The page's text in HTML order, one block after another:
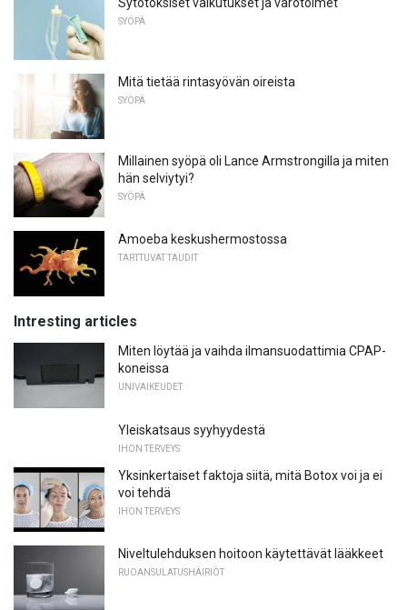
Sytotoksiset vaikutukset ja varotoimet
SYÖPÄ
Mitä tietää rintasyövän oireista
SYÖPÄ
Millainen syöpä oli Lance Armstrongilla ja miten
hän selviytyi?
SYÖPÄ
Amoeba keskushermostossa
TARTTUVAT TAUDIT
Intresting articles
Miten löytää ja vaihda ilmansuodattimia CPAP-
koneissa
UNIVAIKEUDET
Yleiskatsaus syyhyydestä
IHON TERVEYS
Yksinkertaiset faktoja siitä, mitä Botox voi ja ei
voi tehdä
IHON TERVEYS
Niveltulehduksen hoitoon käytettävät lääkkeet
RUOANSULATUSHÄIRIÖT